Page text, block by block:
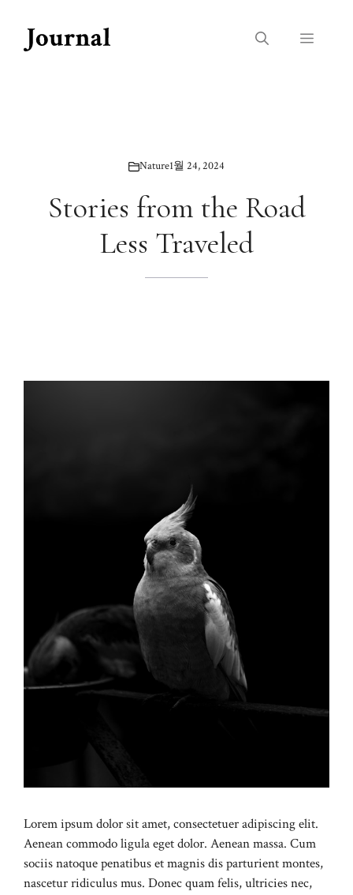
content
Menu
Nature1월 24, 2024
Stories from the Road
Less Traveled
Lorem ipsum dolor sit amet, consectetuer adipiscing elit.
Aenean commodo ligula eget dolor. Aenean massa. Cum
sociis natoque penatibus et magnis dis parturient montes,
nascetur ridiculus mus. Donec quam felis, ultricies nec,